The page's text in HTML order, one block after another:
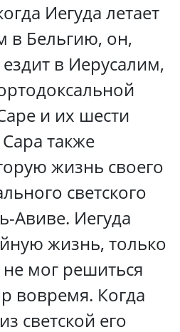
Иегуда летает
в Бельгию, он,
в Иерусалим,
и их шести
также
жизнь своего
светского
Авиве. Иегуда
жизнь, только
мог решиться
вовремя. Когда
светской его